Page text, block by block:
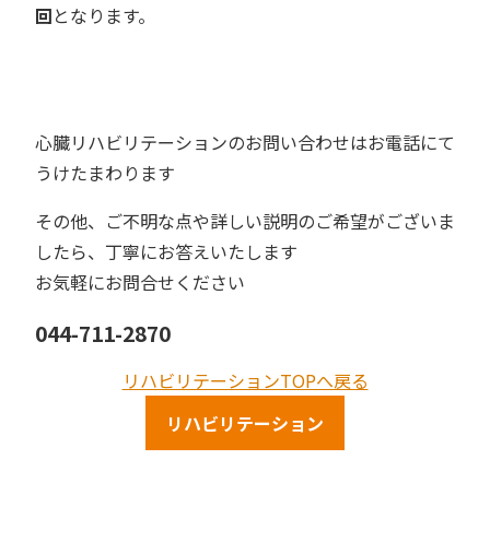
回となります。
心臓リハビリテーションのお問い合わせはお電話にて
うけたまわります
その他、ご不明な点や詳しい説明のご希望がございま
したら、丁寧にお答えいたします
お気軽にお問合せください
044-711-2870
リハビリテーションTOPへ戻る
リハビリテーション